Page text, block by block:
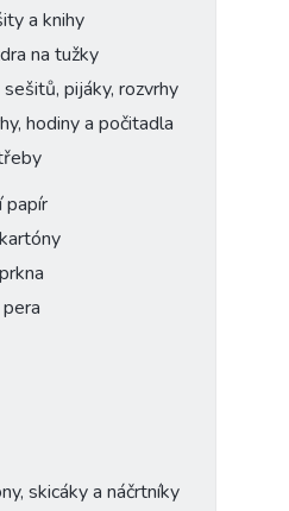
a knihy
na tužky
pijáky, rozvrhy
hodiny a počitadla
papír
skicáky a náčrtníky